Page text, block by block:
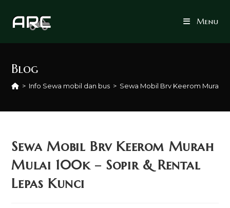
Menu
Blog
> Info Sewa mobil dan bus > Sewa Mobil Brv Keerom Murah
Sewa Mobil Brv Keerom Murah
Mulai 100k – Sopir & Rental
Lepas Kunci